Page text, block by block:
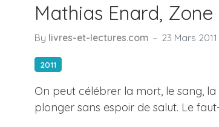
Mathias Enard, Zone
By livres-et-lectures.com 23 Mars 2011
2011
On peut célébrer la mort, le sang,
plonger sans espoir de salut. Le